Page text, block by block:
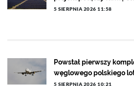
5 SIERPNIA 2026 11:58
Powstał pierwszy
węglowego polskiego
5 SIERPNIA 2026 10:21